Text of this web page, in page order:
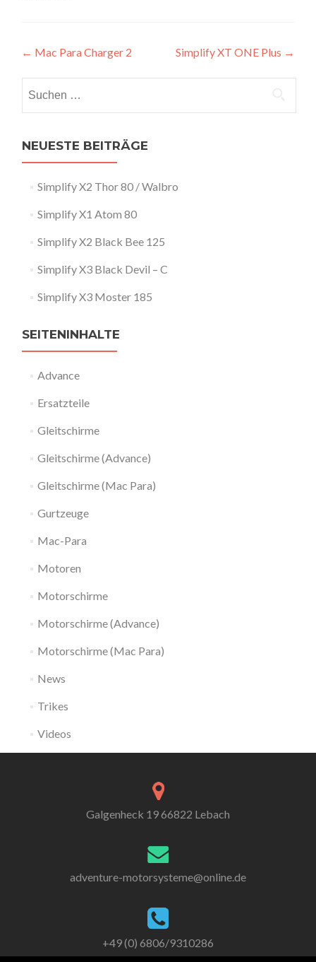
Artikel-
Navigation
← Mac Para Charger 2 Simplify XT ONE Plus →
nach:
NEUESTE BEITRÄGE
Simplify X2 Thor 80 / Walbro
Simplify X1 Atom 80
Simplify X2 Black Bee 125
Simplify X3 Black Devil – C
Simplify X3 Moster 185
SEITENINHALTE
Advance
Ersatzteile
Gleitschirme
Gleitschirme (Advance)
Gleitschirme (Mac Para)
Gurtzeuge
Mac-Para
Motoren
Motorschirme
Motorschirme (Advance)
Motorschirme (Mac Para)
News
Trikes
Videos
Galgenheck 19 66822 Lebach
adventure-motorsysteme@online.de
+49 (0) 6806/9310286